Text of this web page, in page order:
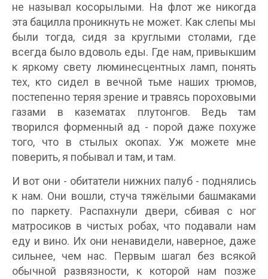
не называл косорылыми. На флот же никогда
эта бацилла проникнуть не может. Как слепы мы
были тогда, сидя за круглыми столами, где
всегда было вдоволь еды. Где нам, привыкшим
к яркому свету люминесцентных ламп, понять
тех, кто сидел в вечной тьме наших трюмов,
постепенно теряя зрение и травясь пороховыми
газами в казематах плутонгов. Ведь там
творился форменный ад - порой даже похуже
того, что в стылых окопах. Уж можете мне
поверить, я побывал и там, и там.
И вот они - обитатели нижних палуб - поднялись
к нам. Они вошли, стуча тяжёлыми башмаками
по паркету. Распахнули двери, сбивая с ног
матросиков в чистых робах, что подавали нам
еду и вино. Их они ненавидели, наверное, даже
сильнее, чем нас. Первым шагал без всякой
обычной развязности, к которой нам позже